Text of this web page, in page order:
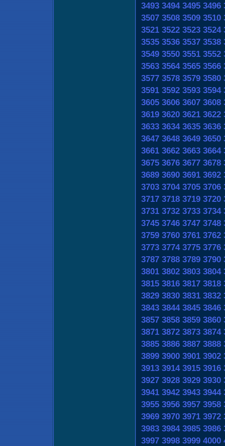
3493 3494 3495 3496
3507 3508 3509 3510
3521 3522 3523 3524
3535 3536 3537 3538
3549 3550 3551 3552
3563 3564 3565 3566
3577 3578 3579 3580
3591 3592 3593 3594
3605 3606 3607 3608
3619 3620 3621 3622
3633 3634 3635 3636
3647 3648 3649 3650
3661 3662 3663 3664
3675 3676 3677 3678
3689 3690 3691 3692
3703 3704 3705 3706
3717 3718 3719 3720
3731 3732 3733 3734
3745 3746 3747 3748
3759 3760 3761 3762
3773 3774 3775 3776
3787 3788 3789 3790
3801 3802 3803 3804
3815 3816 3817 3818
3829 3830 3831 3832
3843 3844 3845 3846
3857 3858 3859 3860
3871 3872 3873 3874
3885 3886 3887 3888
3899 3900 3901 3902
3913 3914 3915 3916
3927 3928 3929 3930
3941 3942 3943 3944
3955 3956 3957 3958
3969 3970 3971 3972
3983 3984 3985 3986
3997 3998 3999 4000